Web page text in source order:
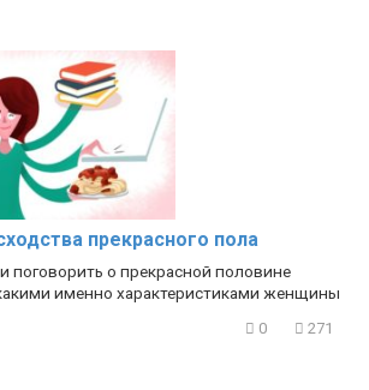
прекрасного пола
поговорить о прекрасной половине
именно характеристиками женщины
0 271